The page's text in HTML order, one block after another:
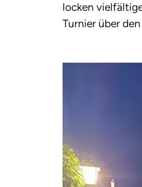
locken
Turnier über